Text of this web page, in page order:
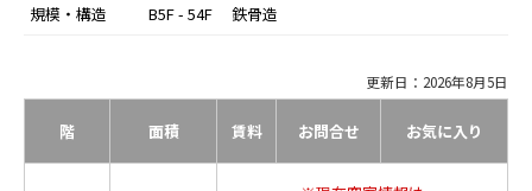
規模・構造
B5F - 54F 鉄骨造
更新日：2026年8月5日
階 面積 賃料 お問合せ お気に入り